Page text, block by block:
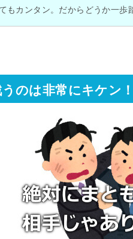
もカンタン。だからどうか一歩
のは非常にキケン